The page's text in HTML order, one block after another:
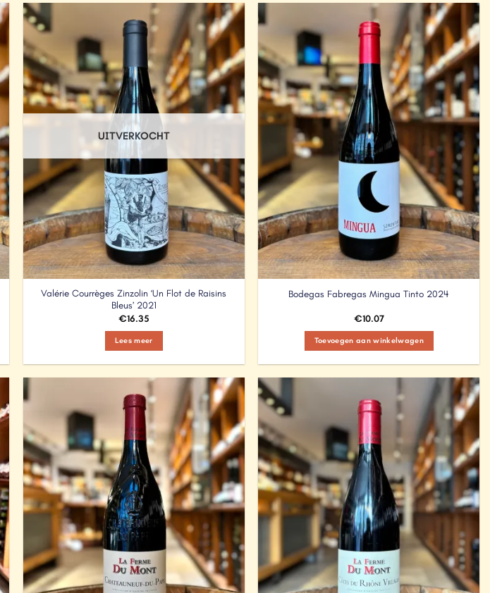
Add to
Wishlist
UITVERKOCHT
Valérie Courrèges Zinzolin ‘Un Flot de Raisins
Bleus’ 2021
€16.35
Lees meer
Add to
Wishlist
Bodegas Fabregas Mingua Tinto 2024
€10.07
Toevoegen aan winkelwagen
Add to
Wishlist
Add to
Wishlist